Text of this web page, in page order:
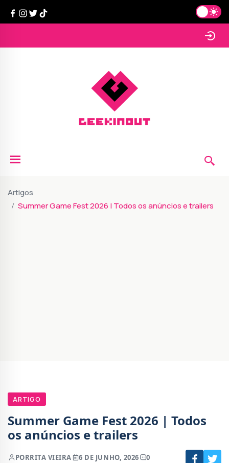
Artigos
Summer Game Fest 2026 | Todos os anúncios e trailers
ARTIGO
Summer Game Fest 2026 | Todos
os anúncios e trailers
PORRITA VIEIRA 6 DE JUNHO, 2026 0